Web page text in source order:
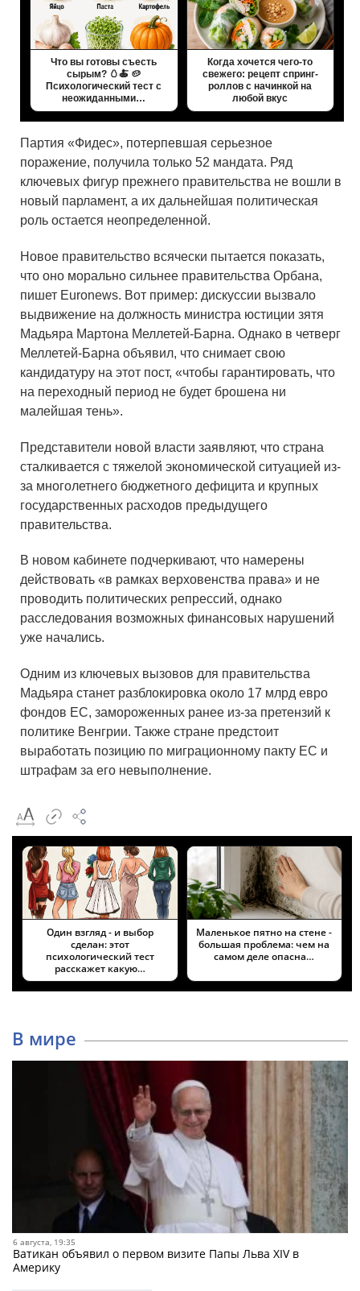
Что вы готовы съесть
сырым? 🥚🍝 🥔
Психологический тест с
неожиданными…
Когда хочется чего-то
свежего: рецепт спринг-
роллов с начинкой на
любой вкус
Партия «Фидес», потерпевшая серьезное
поражение, получила только 52 мандата. Ряд
ключевых фигур прежнего правительства не вошли в
новый парламент, а их дальнейшая политическая
роль остается неопределенной.
Новое правительство всячески пытается показать,
что оно морально сильнее правительства Орбана,
пишет Euronews. Вот пример: дискуссии вызвало
выдвижение на должность министра юстиции зятя
Мадьяра Мартона Меллетей-Барна. Однако в четверг
Меллетей-Барна объявил, что снимает свою
кандидатуру на этот пост, «чтобы гарантировать, что
на переходный период не будет брошена ни
малейшая тень».
Представители новой власти заявляют, что страна
сталкивается с тяжелой экономической ситуацией из-
за многолетнего бюджетного дефицита и крупных
государственных расходов предыдущего
правительства.
В новом кабинете подчеркивают, что намерены
действовать «в рамках верховенства права» и не
проводить политических репрессий, однако
расследования возможных финансовых нарушений
уже начались.
Одним из ключевых вызовов для правительства
Мадьяра станет разблокировка около 17 млрд евро
фондов ЕС, замороженных ранее из-за претензий к
политике Венгрии. Также стране предстоит
выработать позицию по миграционному пакту ЕС и
штрафам за его невыполнение.
Один взгляд - и выбор
сделан: этот
психологический тест
расскажет какую…
Маленькое пятно на стене -
большая проблема: чем на
самом деле опасна…
В мире
6 августа, 19:35
Ватикан объявил о первом визите Папы Льва XIV в
Америку